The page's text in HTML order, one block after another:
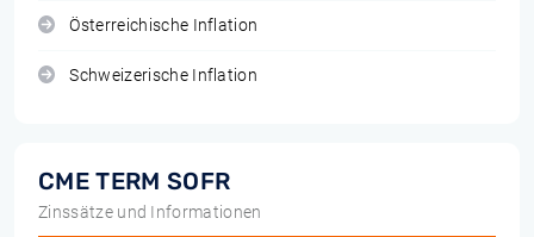
Österreichische Inflation
Schweizerische Inflation
CME TERM SOFR
Zinssätze und Informationen